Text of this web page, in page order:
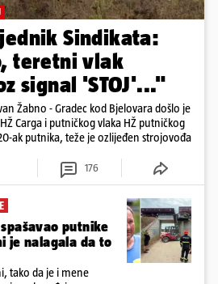
Sindikata:
teretni vlak
signal 'STOJ'..."
Žabno - Gradec kod Bjelovara došlo je
Carga i putničkog vlaka HŽ putničkog
ak putnika, teže je ozlijeđen strojovođa
176
putnike
je nalagala da to
tako da je i mene